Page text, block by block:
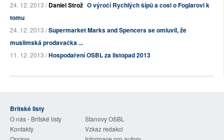
24. 12. 2013 /Daniel Strož O výročí Rychlých šípů a cosi o Foglarovi k
tomu
24. 12. 2013 /Supermarket Marks and Spencers se omluvil, že
muslimská prodavačka ...
11. 12. 2013 /Hospodaření OSBL za listopad 2013
Britské listy
O nás - Britské listy
Stanovy OSBL
Kontakty
Vzkaz redakci